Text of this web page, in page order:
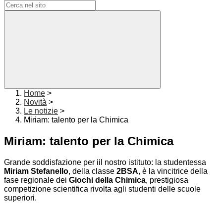
Home >
Novità >
Le notizie >
Miriam: talento per la Chimica
Miriam: talento per la Chimica
Grande soddisfazione per iil nostro istituto: la studentessa
Miriam Stefanello, della classe 2BSA, è la vincitrice della
fase regionale dei Giochi della Chimica, prestigiosa
competizione scientifica rivolta agli studenti delle scuole
superiori.